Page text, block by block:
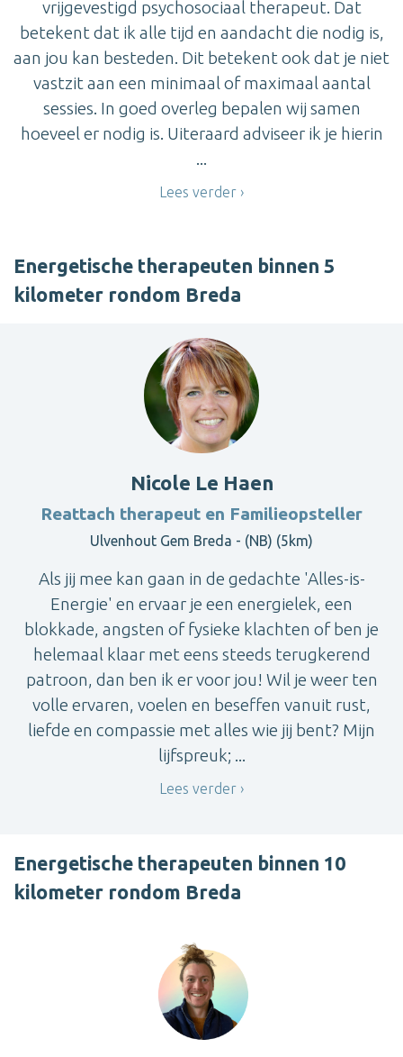
vrijgevestigd psychosociaal therapeut. Dat
betekent dat ik alle tijd en aandacht die nodig is,
aan jou kan besteden. Dit betekent ook dat je niet
vastzit aan een minimaal of maximaal aantal
sessies. In goed overleg bepalen wij samen
hoeveel er nodig is. Uiteraard adviseer ik je hierin
...
Lees verder
Energetische therapeuten binnen 5
kilometer rondom Breda
Nicole Le Haen
Reattach therapeut en Familieopsteller
Ulvenhout Gem Breda - (NB) (5km)
Als jij mee kan gaan in de gedachte 'Alles-is-
Energie' en ervaar je een energielek, een
blokkade, angsten of fysieke klachten of ben je
helemaal klaar met eens steeds terugkerend
patroon, dan ben ik er voor jou! Wil je weer ten
volle ervaren, voelen en beseffen vanuit rust,
liefde en compassie met alles wie jij bent? Mijn
lijfspreuk; ...
Lees verder
Energetische therapeuten binnen 10
kilometer rondom Breda